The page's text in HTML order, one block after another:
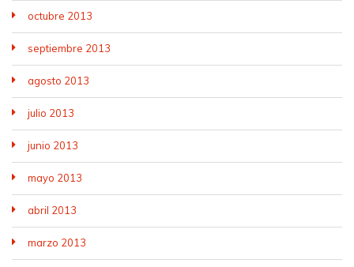
octubre 2013
septiembre 2013
agosto 2013
julio 2013
junio 2013
mayo 2013
abril 2013
marzo 2013